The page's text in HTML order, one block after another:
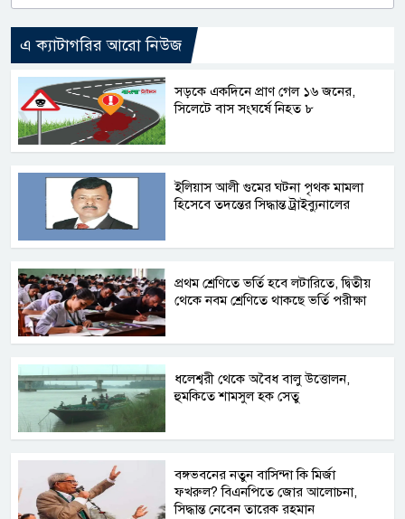
এ ক্যাটাগরির আরো নিউজ
সড়কে একদিনে প্রাণ গেল ১৬ জনের,
সিলেটে বাস সংঘর্ষে নিহত ৮
ইলিয়াস আলী গুমের ঘটনা পৃথক মামলা
হিসেবে তদন্তের সিদ্ধান্ত ট্রাইব্যুনালের
প্রথম শ্রেণিতে ভর্তি হবে লটারিতে, দ্বিতীয়
থেকে নবম শ্রেণিতে থাকছে ভর্তি পরীক্ষা
ধলেশ্বরী থেকে অবৈধ বালু উত্তোলন,
হুমকিতে শামসুল হক সেতু
বঙ্গভবনের নতুন বাসিন্দা কি মির্জা
ফখরুল? বিএনপিতে জোর আলোচনা,
সিদ্ধান্ত নেবেন তারেক রহমান